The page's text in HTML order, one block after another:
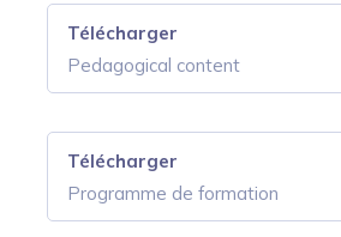
Télécharger
Pedagogical content
Télécharger
Programme de formation